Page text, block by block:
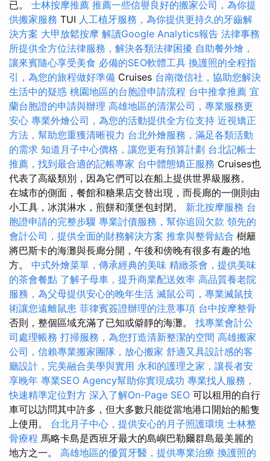
已。 士林按摩推薦 推薦一些信譽良好的搬家公司，為你提
供搬家服務 TUI 人工植牙服務，為你提供更持久的牙齒解
決方案 大甲放鬆按摩 解讀Google Analytics報告 法律事務
所提供全方位法律服務，解決各類法律困擾 自助餐外燴，
讓來賓隨心享受美食 必備的SEO軟體工具 換護照的全程指
引，為您的旅程做好準備 Cruises 台南徵信社，協助您解決
生活中的疑惑 桃園地區的台胞證申請流程 台中推拿推薦 宜
蘭台胞證的申請與辦理 高雄地區的清潔公司，專業服務更
安心 專業外燴公司，為您的活動提供全方位支持 近視矯正
方法，幫助您重獲清晰視力 台北外燴服務，滿足各類活動
的需求 知道月子中心價格，讓您更有預算計劃 台北記帳士
推薦，找到最合適的記帳專家 台中體態矯正服務 Cruises也
代表了高級類別，因為它們可以在船上提供世界級服務。
在城市的側面，餐館和糖果店交替出現，而長廊的一側則由
小工具，冰淇淋水，煎餅和漢堡包封閉。 新北按摩服務 台
胞證申請的完整步驟 專業討債服務，幫你追回欠款 領先的
會計公司，提供全面的財務解決方案 推拿與整骨結合 樹籬
將巴斯卡的海灘與長廊分開，午後和傍晚有很多有趣的地
方。 中式外燴菜單，傳承經典的美味 精緻茶會，提供美味
的茶會餐點 了解子母車，提升商業配送效率 高品質養老院
服務，為父母提供安心的晚年生活 滅鼠公司，專業滅鼠技
術讓您遠離鼠患 菲律賓簽證辦理的注意事項 台中按摩整骨
否則，整個區域充滿了已知或僻靜的海灘。 找專業會計公
司處理帳務 打掃服務，為您打造清新整潔的空間 高雄搬家
公司，信賴專業搬家團隊，放心搬家 舒適又具設計感的客
廳設計，完美融合美學與實用 永和的護理之家，讓長者安
享晚年 專業SEO Agency幫助你實現成功 專業找人服務，
快速精準定位對方 深入了解On-Page SEO 可以租用的自行
車可以訪問其中許多，但大多數只能從當地港口開始的船隻
上使用。 台北月子中心，提供安心的月子照護環境 士林整
骨療程 馬略卡島是西班牙最大的島嶼巴勒爾群島最美麗的
地方之一。 高雄地區的優質牙醫，提供專業治療 換護照的